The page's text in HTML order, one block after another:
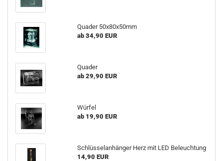
Quader 50x80x50mm
ab 34,90 EUR
Quader
ab 29,90 EUR
Würfel
ab 19,90 EUR
Schlüsselanhänger Herz mit LED Beleuchtung
14,90 EUR